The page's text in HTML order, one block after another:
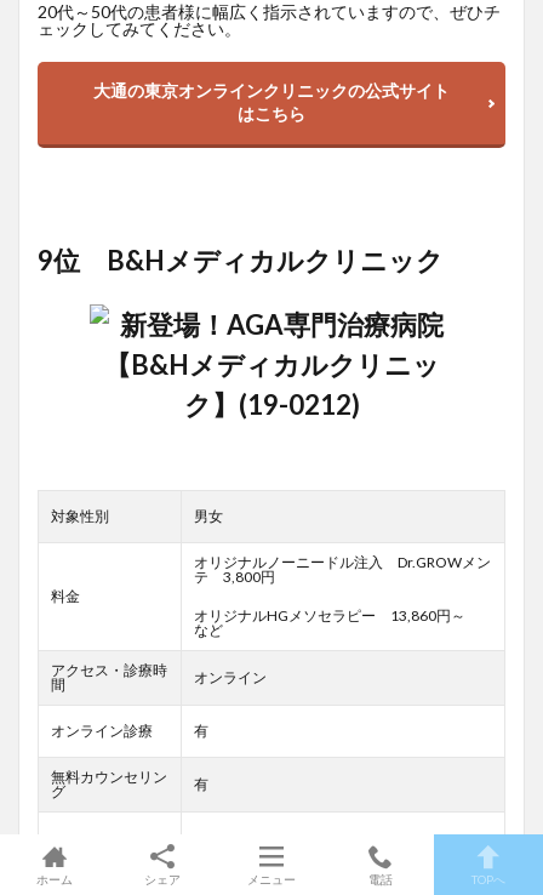
20代～50代の患者様に幅広く指示されていますので、ぜひチ
ェックしてみてください。
大通の東京オンラインクリニックの公式サイト
はこちら
9位 B&Hメディカルクリニック
対象性別 男女
料金
オリジナルノーニードル注入 Dr.GROWメン
テ 3,800円
オリジナルHGメソセラピー 13,860円～
など
アクセス・診療時
間
オンライン
オンライン診療 有
無料カウンセリン
グ
有
診療コース 薄毛・抜け毛予防、治療など
ホーム シェア メニュー 電話 TOPへ